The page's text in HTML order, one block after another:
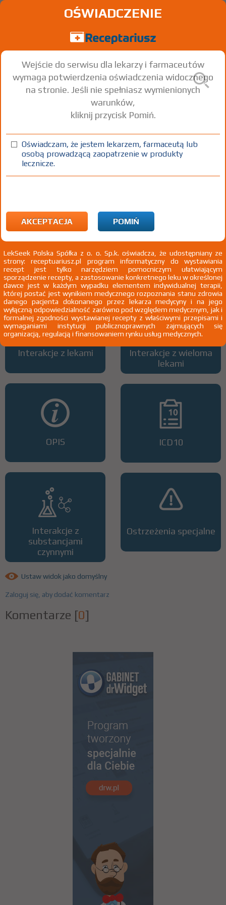
Rosuvastatin
tabl. powl. 5 mg 30 szt. Doustnie
100%
Wszystkie dawki leku
Interakcje z lekami
OPIS
Interakcje z
substancjami
czynnymi
ATC
Interakcje z wieloma
lekami
ICD10
Ostrzeżenia specjalne
Ustaw widok jako domyślny
Zaloguj się, aby dodać komentarz
Komentarze [0]
OŚWIADCZENIE
Wejście do serwisu dla lekarzy i farmaceutów
wymaga potwierdzenia oświadczenia widocznego
na stronie. Jeśli nie spełniasz wymienionych
warunków,
kliknij przycisk Pomiń.
Oświadczam, że jestem lekarzem, farmaceutą lub
osobą prowadzącą zaopatrzenie w produkty
lecznicze.
AKCEPTACJA POMIŃ
LekSeek Polska Spółka z o. o. Sp.k. oświadcza, że udostępniany ze
strony: receptuariusz.pl program informatyczny do wystawiania
recept jest tylko narzędziem pomocniczym ułatwiającym
sporządzenie recepty, a zastosowanie konkretnego leku w określonej
dawce jest w każdym wypadku elementem indywidualnej terapii,
której postać jest wynikiem medycznego rozpoznania stanu zdrowia
danego pacjenta dokonanego przez lekarza medycyny i na jego
wyłączną odpowiedzialność zarówno pod względem medycznym, jak i
formalnej zgodności wystawianej recepty z właściwymi przepisami i
wymaganiami instytucji publicznoprawnych zajmujących się
organizacją, regulacją i finansowaniem rynku usług medycznych.